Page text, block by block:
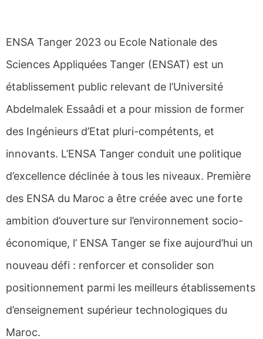
ENSA Tanger 2023 ou Ecole Nationale des
Sciences Appliquées Tanger (ENSAT) est un
établissement public relevant de l’Université
Abdelmalek Essaâdi et a pour mission de former
des Ingénieurs d’Etat pluri-compétents, et
innovants. L’ENSA Tanger conduit une politique
d’excellence déclinée à tous les niveaux. Première
des ENSA du Maroc a être créée avec une forte
ambition d’ouverture sur l’environnement socio-
économique, l’ ENSA Tanger se fixe aujourd’hui un
nouveau défi : renforcer et consolider son
positionnement parmi les meilleurs établissements
d’enseignement supérieur technologiques du
Maroc.